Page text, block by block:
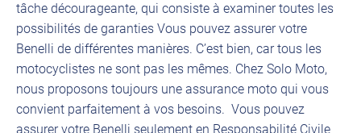
tâche décourageante, qui consiste à examiner toutes les
possibilités de garanties Vous pouvez assurer votre
Benelli de différentes manières. C’est bien, car tous les
motocyclistes ne sont pas les mêmes. Chez Solo Moto,
nous proposons toujours une assurance moto qui vous
convient parfaitement à vos besoins. Vous pouvez
assurer votre Benelli seulement en Responsabilité Civile